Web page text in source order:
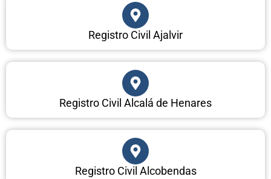
Registro Civil Ajalvir
Registro Civil Alcalá de Henares
Registro Civil Alcobendas